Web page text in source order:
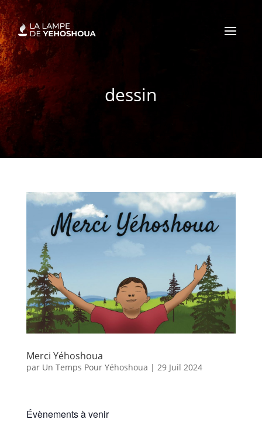
dessin
Merci Yéhoshoua
par Un Temps Pour Yéhoshoua | 29 Juil 2024
Évènements à venir